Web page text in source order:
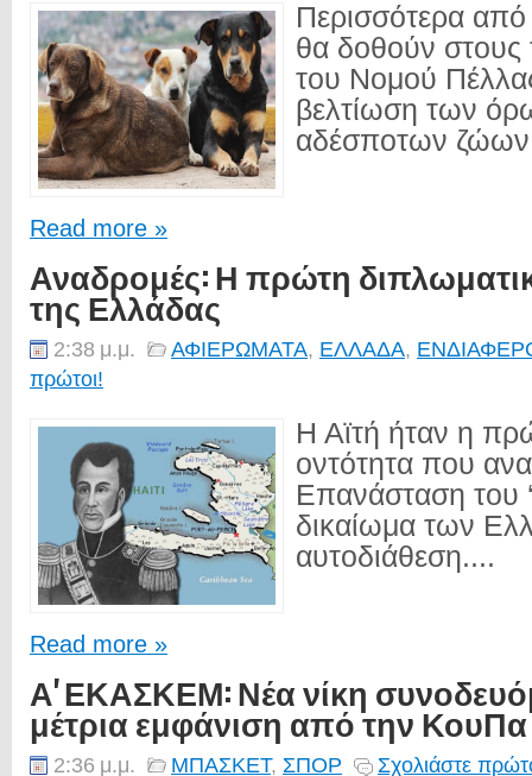
Περισσότερα
θα δοθούν στους
του Νομού
βελτίωση των
αδέσποτων
Read more »
Αναδρομές: Η πρώτη
της Ελλάδας
2:38 μ.μ. ΑΦΙΕΡΩΜΑΤΑ, ΕΛΛΑΔΑ,
πρώτοι!
Η Αϊτή ήταν η
οντότητα που
Επανάσταση του
δικαίωμα των
αυτοδιάθεση....
Read more »
Α' ΕΚΑΣΚΕΜ: Νέα νίκη
μέτρια εμφάνιση από την ΚουΠα
2:36 μ.μ. ΜΠΑΣΚΕΤ, ΣΠΟΡ Σχολιάστε